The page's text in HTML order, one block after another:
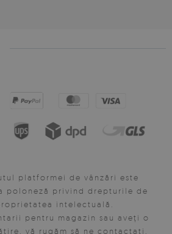
platformei de vânzări este
poloneză privind drepturile de
intelectuală.
pentru magazin sau aveți o
vă rugăm să ne contactați.